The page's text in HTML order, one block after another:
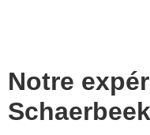
Notre
Schaerbeek